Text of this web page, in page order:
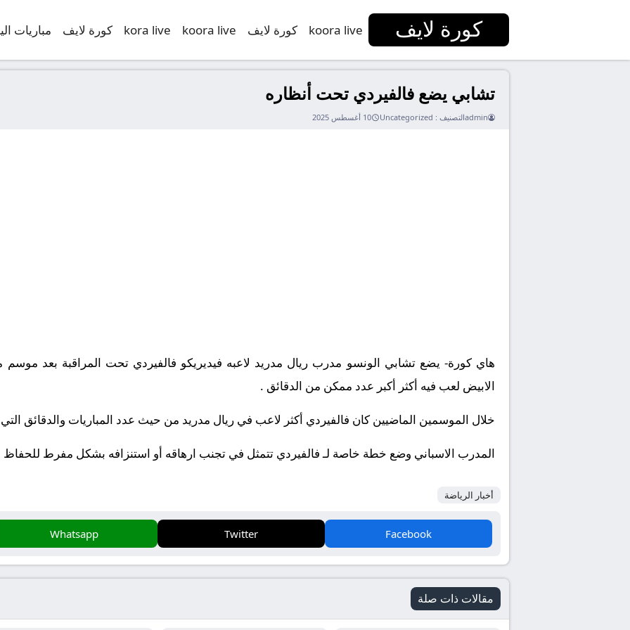
كورة لايف koora live كورة لايف koora live
kora live كورة لايف مباريات
تشابي يضع فالفيردي تحت أنظاره
adminالتصنيف : Uncategorized 10 أغسطس 2025
هاي كورة- يضع تشابي الونسو مدرب ريال مدريد لاعبه فيديريكو فالفيردي تحت المراقبة بعد موسم
الابيض لعب فيه أكثر أكبر عدد ممكن من الدقائق .
خلال الموسمين الماضيين كان فالفيردي أكثر لاعب في ريال مدريد من حيث عدد المباريات والدقائق
المدرب الاسباني وضع خطة خاصة لـ فالفيردي تتمثل في تجنب ارهاقه أو استنزافه بشكل مفرط
أخبار الرياضة
Facebook
Twitter
Whatsapp
مقالات ذات صلة